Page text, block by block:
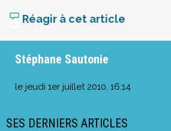
Réagir à cet article
Stéphane Sautonie
le jeudi 1er juillet 2010, 16:14
SES DERNIERS ARTICLES